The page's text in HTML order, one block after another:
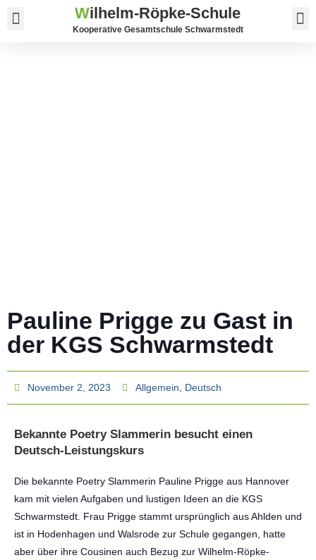
Wilhelm-Röpke-Schule
Kooperative Gesamtschule Schwarmstedt
Pauline Prigge zu Gast in
der KGS Schwarmstedt
November 2, 2023 Allgemein Deutsch
Bekannte Poetry Slammerin besucht einen
Deutsch-Leistungskurs
Die bekannte Poetry Slammerin Pauline Prigge aus Hannover
kam mit vielen Aufgaben und lustigen Ideen an die KGS
Schwarmstedt. Frau Prigge stammt ursprünglich aus Ahlden und
ist in Hodenhagen und Walsrode zur Schule gegangen, hatte
aber über ihre Cousinen auch Bezug zur Wilhelm-Röpke-